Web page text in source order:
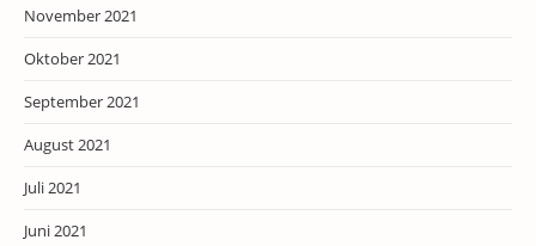
November 2021
Oktober 2021
September 2021
August 2021
Juli 2021
Juni 2021